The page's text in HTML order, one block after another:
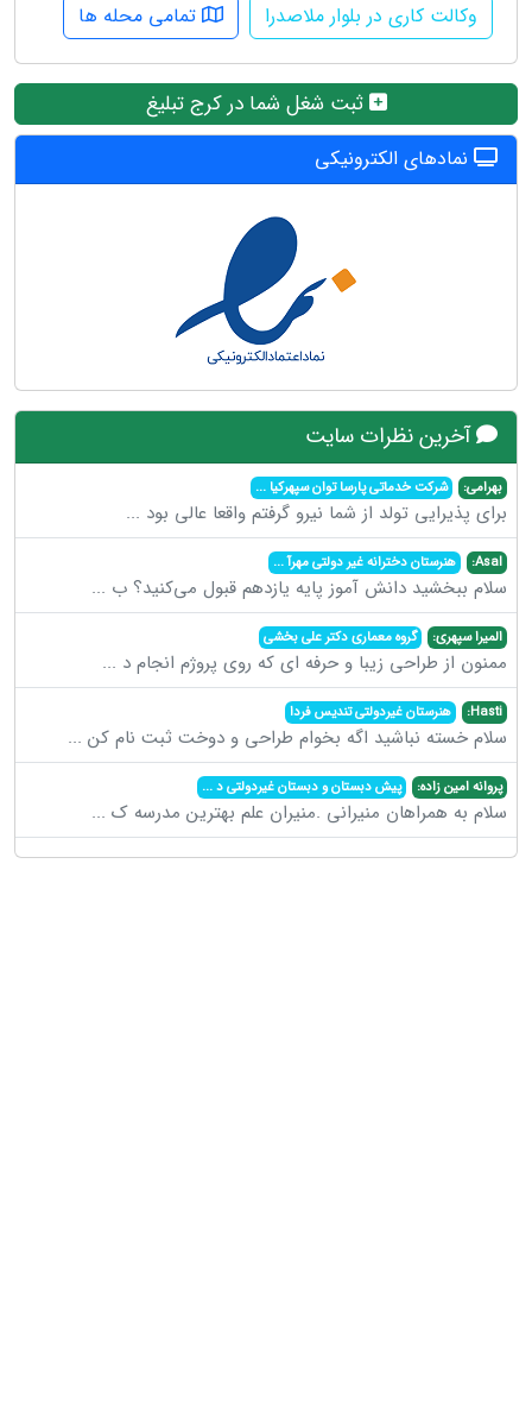
وکالت کاری در بلوار ملاصدرا
تمامی محله ها
ثبت شغل شما در کرج تبلیغ
نمادهای الکترونیکی
آخرین نظرات سایت
بهرامی: شرکت خدماتی پارسا توان سپهرکیا ...
برای پذیرایی تولد از شما نیرو گرفتم واقعا عالی بود ...
Asal: هنرستان دخترانه غیر دولتی مهرآ...
سلام ببخشید دانش آموز پایه یازدهم قبول می‌کنید؟ ب ...
المیرا سپهری: گروه معماری دکتر علی بخشی
ممنون از طراحی زیبا و حرفه ای که روی پروژم انجام د ...
Hasti: هنرستان غیردولتی تندیس فردا
سلام خسته نباشید اگه بخوام طراحی و دوخت ثبت نام کن ...
پروانه امین زاده: پیش دبستان و دبستان غیردولتی د...
سلام به همراهان منیرانی .منیران علم بهترین مدرسه ک ...